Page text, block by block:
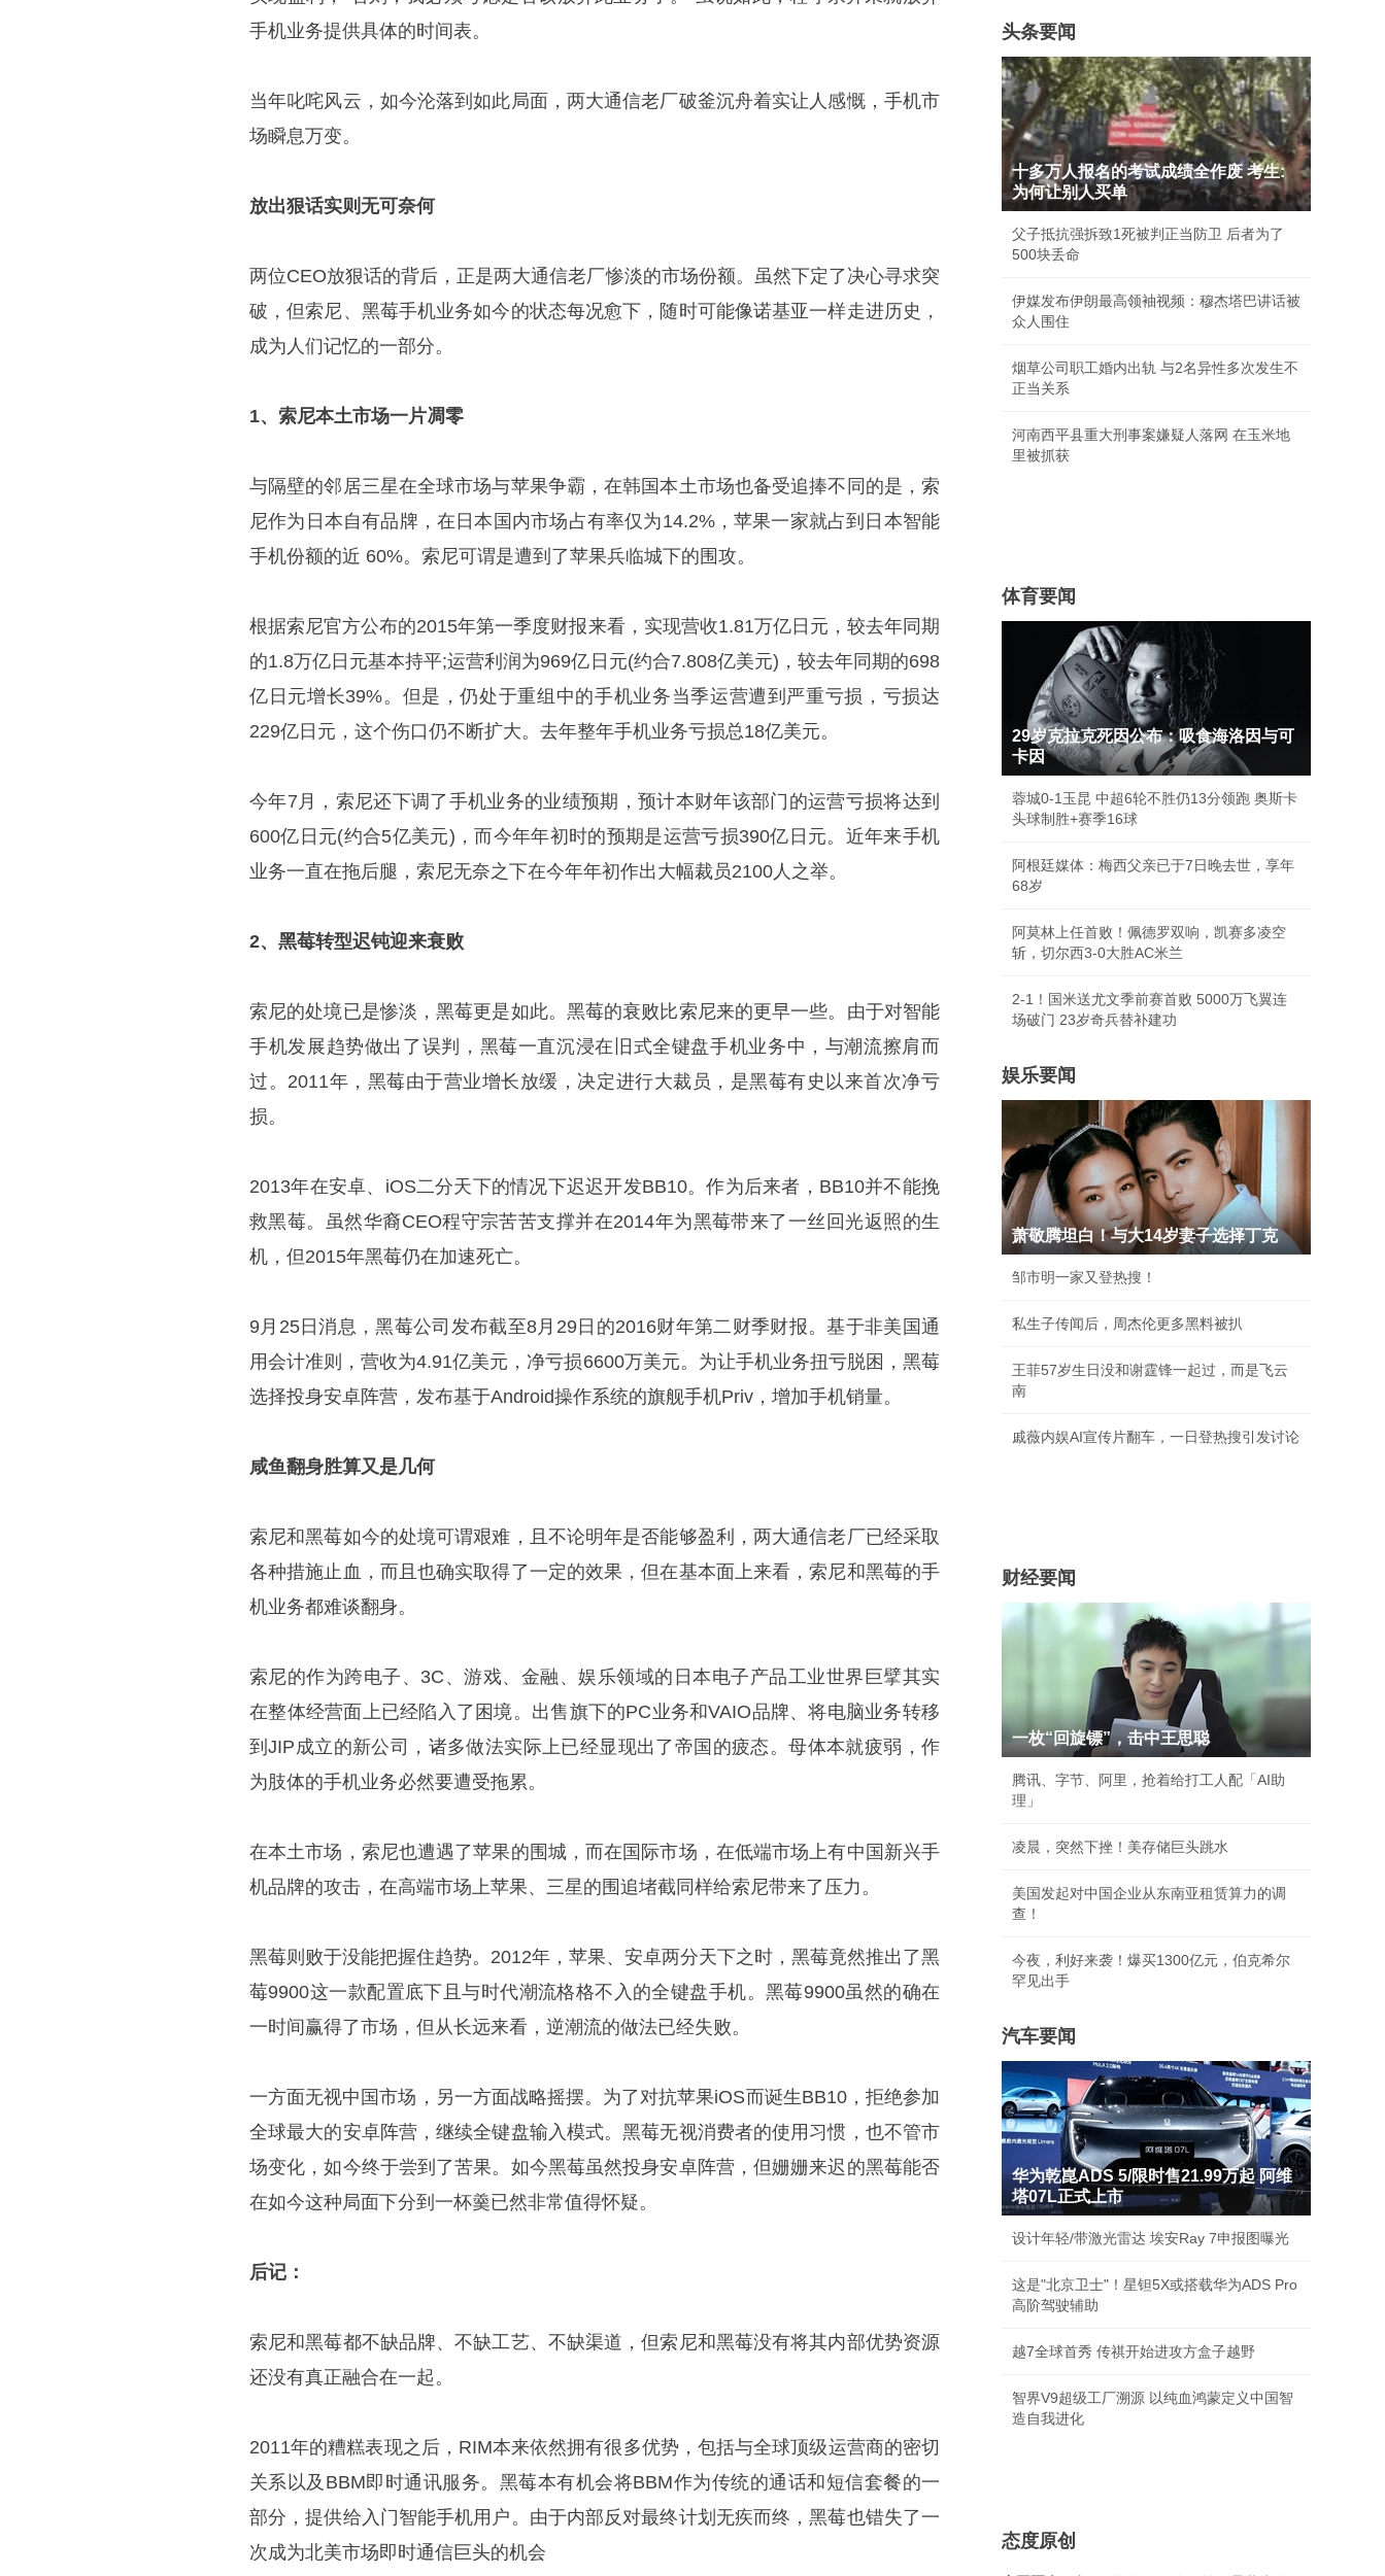
手机业务提供具体的时间表。
当年叱咤风云，如今沦落到如此局面，两大通信老厂破釜沉舟着实让人感慨，手机市
场瞬息万变。
放出狠话实则无可奈何
两位CEO放狠话的背后，正是两大通信老厂惨淡的市场份额。虽然下定了决心寻求突
破，但索尼、黑莓手机业务如今的状态每况愈下，随时可能像诺基亚一样走进历史，
成为人们记忆的一部分。
1、索尼本土市场一片凋零
与隔壁的邻居三星在全球市场与苹果争霸，在韩国本土市场也备受追捧不同的是，索
尼作为日本自有品牌，在日本国内市场占有率仅为14.2%，苹果一家就占到日本智能
手机份额的近 60%。索尼可谓是遭到了苹果兵临城下的围攻。
根据索尼官方公布的2015年第一季度财报来看，实现营收1.81万亿日元，较去年同期
的1.8万亿日元基本持平;运营利润为969亿日元(约合7.808亿美元)，较去年同期的698
亿日元增长39%。但是，仍处于重组中的手机业务当季运营遭到严重亏损，亏损达
229亿日元，这个伤口仍不断扩大。去年整年手机业务亏损总18亿美元。
今年7月，索尼还下调了手机业务的业绩预期，预计本财年该部门的运营亏损将达到
600亿日元(约合5亿美元)，而今年年初时的预期是运营亏损390亿日元。近年来手机
业务一直在拖后腿，索尼无奈之下在今年年初作出大幅裁员2100人之举。
2、黑莓转型迟钝迎来衰败
索尼的处境已是惨淡，黑莓更是如此。黑莓的衰败比索尼来的更早一些。由于对智能
手机发展趋势做出了误判，黑莓一直沉浸在旧式全键盘手机业务中，与潮流擦肩而
过。2011年，黑莓由于营业增长放缓，决定进行大裁员，是黑莓有史以来首次净亏
损。
2013年在安卓、iOS二分天下的情况下迟迟开发BB10。作为后来者，BB10并不能挽
救黑莓。虽然华裔CEO程守宗苦苦支撑并在2014年为黑莓带来了一丝回光返照的生
机，但2015年黑莓仍在加速死亡。
9月25日消息，黑莓公司发布截至8月29日的2016财年第二财季财报。基于非美国通
用会计准则，营收为4.91亿美元，净亏损6600万美元。为让手机业务扭亏脱困，黑莓
选择投身安卓阵营，发布基于Android操作系统的旗舰手机Priv，增加手机销量。
咸鱼翻身胜算又是几何
索尼和黑莓如今的处境可谓艰难，且不论明年是否能够盈利，两大通信老厂已经采取
各种措施止血，而且也确实取得了一定的效果，但在基本面上来看，索尼和黑莓的手
机业务都难谈翻身。
索尼的作为跨电子、3C、游戏、金融、娱乐领域的日本电子产品工业世界巨擘其实
在整体经营面上已经陷入了困境。出售旗下的PC业务和VAIO品牌、将电脑业务转移
到JIP成立的新公司，诸多做法实际上已经显现出了帝国的疲态。母体本就疲弱，作
为肢体的手机业务必然要遭受拖累。
在本土市场，索尼也遭遇了苹果的围城，而在国际市场，在低端市场上有中国新兴手
机品牌的攻击，在高端市场上苹果、三星的围追堵截同样给索尼带来了压力。
黑莓则败于没能把握住趋势。2012年，苹果、安卓两分天下之时，黑莓竟然推出了黑
莓9900这一款配置底下且与时代潮流格格不入的全键盘手机。黑莓9900虽然的确在
一时间赢得了市场，但从长远来看，逆潮流的做法已经失败。
一方面无视中国市场，另一方面战略摇摆。为了对抗苹果iOS而诞生BB10，拒绝参加
全球最大的安卓阵营，继续全键盘输入模式。黑莓无视消费者的使用习惯，也不管市
场变化，如今终于尝到了苦果。如今黑莓虽然投身安卓阵营，但姗姗来迟的黑莓能否
在如今这种局面下分到一杯羹已然非常值得怀疑。
后记：
索尼和黑莓都不缺品牌、不缺工艺、不缺渠道，但索尼和黑莓没有将其内部优势资源
还没有真正融合在一起。
2011年的糟糕表现之后，RIM本来依然拥有很多优势，包括与全球顶级运营商的密切
关系以及BBM即时通讯服务。黑莓本有机会将BBM作为传统的通话和短信套餐的一
部分，提供给入门智能手机用户。由于内部反对最终计划无疾而终，黑莓也错失了一
次成为北美市场即时通信巨头的机会
头条要闻
十多万人报名的考试成绩全作废 考生:
为何让别人买单
父子抵抗强拆致1死被判正当防卫 后者为了
500块丢命
伊媒发布伊朗最高领袖视频：穆杰塔巴讲话被
众人围住
烟草公司职工婚内出轨 与2名异性多次发生不
正当关系
河南西平县重大刑事案嫌疑人落网 在玉米地
里被抓获
体育要闻
29岁克拉克死因公布：吸食海洛因与可
卡因
蓉城0-1玉昆 中超6轮不胜仍13分领跑 奥斯卡
头球制胜+赛季16球
阿根廷媒体：梅西父亲已于7日晚去世，享年
68岁
阿莫林上任首败！佩德罗双响，凯赛多凌空
斩，切尔西3-0大胜AC米兰
2-1！国米送尤文季前赛首败 5000万飞翼连
场破门 23岁奇兵替补建功
娱乐要闻
萧敬腾坦白！与大14岁妻子选择丁克
邹市明一家又登热搜！
私生子传闻后，周杰伦更多黑料被扒
王菲57岁生日没和谢霆锋一起过，而是飞云
南
戚薇内娱AI宣传片翻车，一日登热搜引发讨论
财经要闻
一枚“回旋镖”，击中王思聪
腾讯、字节、阿里，抢着给打工人配「AI助
理」
凌晨，突然下挫！美存储巨头跳水
美国发起对中国企业从东南亚租赁算力的调
查！
今夜，利好来袭！爆买1300亿元，伯克希尔
罕见出手
汽车要闻
华为乾崑ADS 5/限时售21.99万起 阿维
塔07L正式上市
设计年轻/带激光雷达 埃安Ray 7申报图曝光
这是"北京卫士"！星钽5X或搭载华为ADS Pro
高阶驾驶辅助
越7全球首秀 传祺开始进攻方盒子越野
智界V9超级工厂溯源 以纯血鸿蒙定义中国智
造自我进化
态度原创